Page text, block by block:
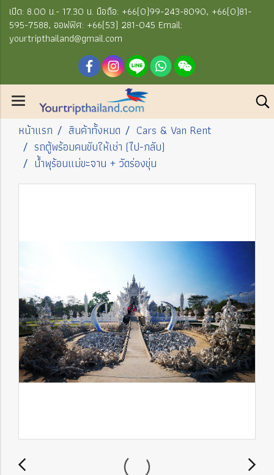
เปิด: 8.00 น.- 17.30 น. มือถือ: +66(0)99-243-8090, +66(0)81-
595-7588, ออฟฟิศ: +66(53) 281-045 Email:
yourtripthailand@gmail.com
หน้าแรก สินค้าทั้งหมด
Cars & Van Rent
รถตู้พร้อมคนขับให้เช่า (ไป-กลับ)
น้ำพุร้อนแม่ขะจาน + วัดร่องขุ่น